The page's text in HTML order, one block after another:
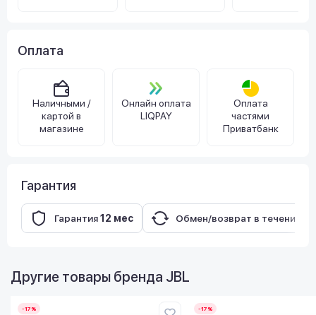
Оплата
Наличными /
картой в
магазине
Онлайн оплата
LIQPAY
Оплата
частями
Приватбанк
Гарантия
Гарантия12 мес Обмен/возврат в течение
Другие товары бренда JBL
-17% -17%